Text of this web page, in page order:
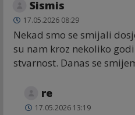
Sismis
17.05.2026 08:29
Nekad smo se smijali
su nam kroz nekoliko
stvarnost. Danas se
re
17.05.2026 13:19